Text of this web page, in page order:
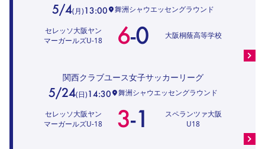
5/4(月)13:00 舞洲シャウエッセングラウンド
セレッソ大阪ヤン
マーガールズU-18
6-0 大阪桐蔭高等学校
関西クラブユース女子サッカーリーグ
5/24(日)14:30 舞洲シャウエッセングラウンド
セレッソ大阪ヤン
マーガールズU-18
3-1
スペランツァ大阪
U18